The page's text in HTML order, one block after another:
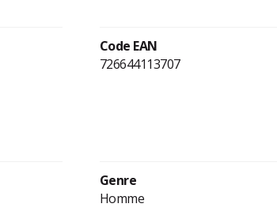
Code EAN
726644113707
Genre
Homme